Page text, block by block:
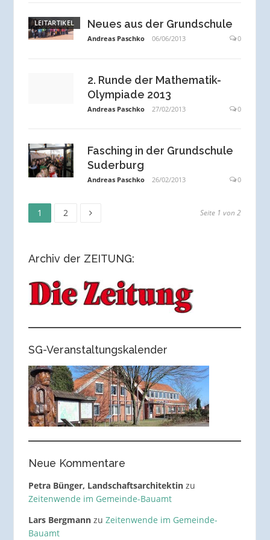
LEITARTIKEL Neues aus der Grundschule
Andreas Paschko 06/06/2013 0
2. Runde der Mathematik-
Olympiade 2013
Andreas Paschko 27/02/2013 0
Fasching in der Grundschule
Suderburg
Andreas Paschko 26/02/2013 0
Seitennummerierung
Beiträge
Seite
1 2 Seite 1 von 2
Archiv der ZEITUNG:
SG-Veranstaltungskalender
Neue Kommentare
Petra Bünger, Landschaftsarchitektinzu
Zeitenwende im Gemeinde-Bauamt
Lars Bergmannzu Zeitenwende im Gemeinde-
Bauamt